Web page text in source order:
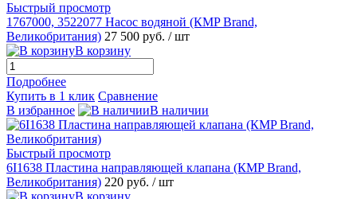
Быстрый просмотр
1767000, 3522077 Насос водяной (КMP Brand,
Великобритания) 27 500 руб. / шт
В корзину
Подробнее
Купить в 1 клик Сравнение
В избранное
В наличии
Быстрый просмотр
6I1638 Пластина направляющей клапана (КMP Brand,
Великобритания) 220 руб. / шт